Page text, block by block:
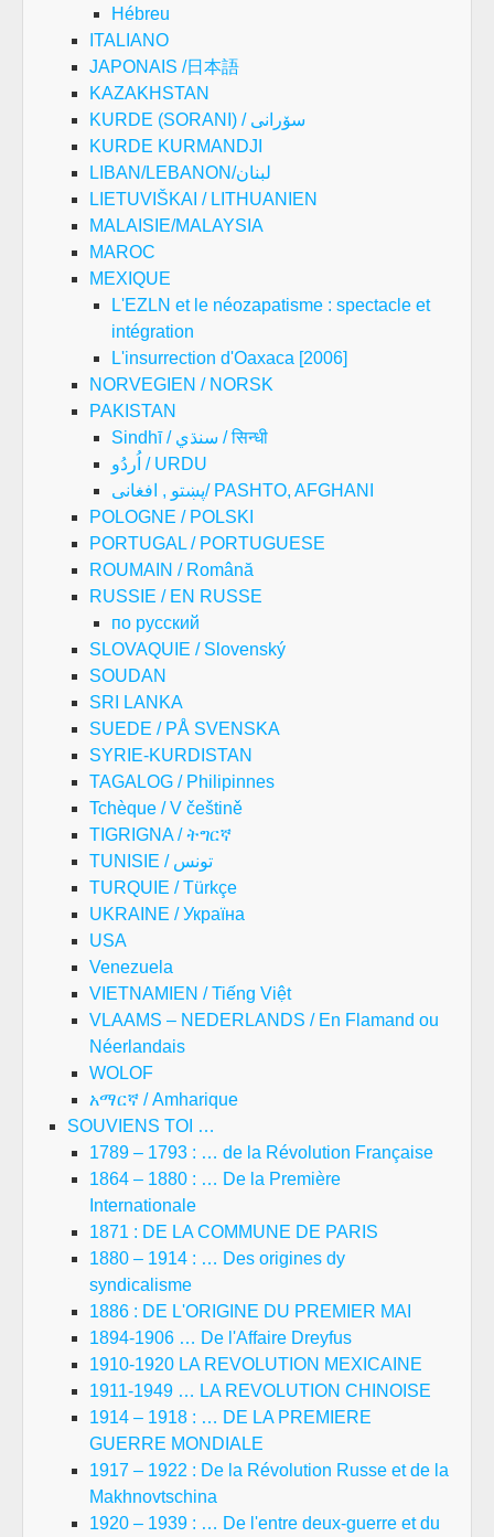
Hébreu
ITALIANO
JAPONAIS /日本語
KAZAKHSTAN
KURDE (SORANI) / سۆرانی
KURDE KURMANDJI
LIBAN/LEBANON/لبنان
LIETUVIŠKAI / LITHUANIEN
MALAISIE/MALAYSIA
MAROC
MEXIQUE
L'EZLN et le néozapatisme : spectacle et
intégration
L'insurrection d'Oaxaca [2006]
NORVEGIEN / NORSK
PAKISTAN
Sindhī / سنڌي / सिन्धी
اُردُو / URDU
پښتو , افغانی/ PASHTO, AFGHANI
POLOGNE / POLSKI
PORTUGAL / PORTUGUESE
ROUMAIN / Română
RUSSIE / EN RUSSE
по русский
SLOVAQUIE / Slovenský
SOUDAN
SRI LANKA
SUEDE / PÅ SVENSKA
SYRIE-KURDISTAN
TAGALOG / Philipinnes
Tchèque / V češtině
TIGRIGNA / ትግርኛ
TUNISIE / تونس
TURQUIE / Türkçe
UKRAINE / Україна
USA
Venezuela
VIETNAMIEN / Tiếng Việt
VLAAMS – NEDERLANDS / En Flamand ou
Néerlandais
WOLOF
አማርኛ / Amharique
SOUVIENS TOI …
1789 – 1793 : … de la Révolution Française
1864 – 1880 : … De la Première
Internationale
1871 : DE LA COMMUNE DE PARIS
1880 – 1914 : … Des origines dy
syndicalisme
1886 : DE L'ORIGINE DU PREMIER MAI
1894-1906 … De l'Affaire Dreyfus
1910-1920 LA REVOLUTION MEXICAINE
1911-1949 … LA REVOLUTION CHINOISE
1914 – 1918 : … DE LA PREMIERE
GUERRE MONDIALE
1917 – 1922 : De la Révolution Russe et de la
Makhnovtschina
1920 – 1939 : … De l'entre deux-guerre et du